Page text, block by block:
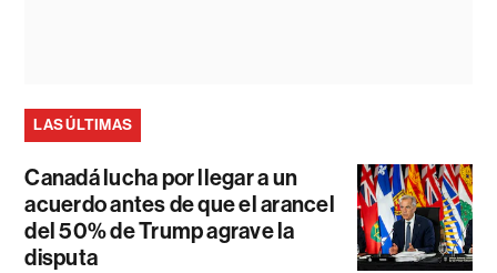
LAS ÚLTIMAS
Canadá lucha por llegar a un
acuerdo antes de que el arancel
del 50% de Trump agrave la
disputa